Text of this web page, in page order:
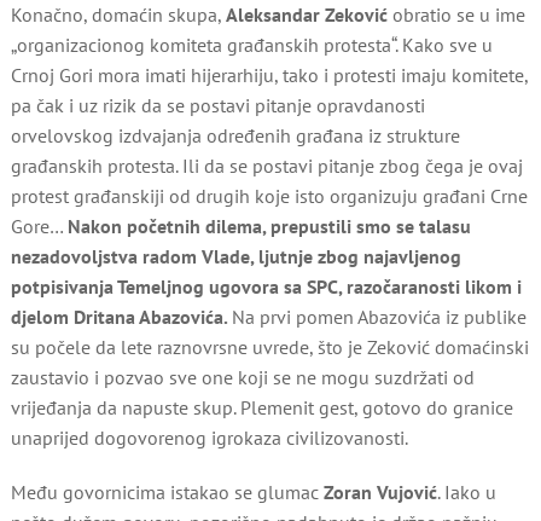
Konačno, domaćin skupa, Aleksandar Zeković obratio se u ime
„organizacionog komiteta građanskih protesta“. Kako sve u
Crnoj Gori mora imati hijerarhiju, tako i protesti imaju komitete,
pa čak i uz rizik da se postavi pitanje opravdanosti
orvelovskog izdvajanja određenih građana iz strukture
građanskih protesta. Ili da se postavi pitanje zbog čega je ovaj
protest građanskiji od drugih koje isto organizuju građani Crne
Gore… Nakon početnih dilema, prepustili smo se talasu
nezadovoljstva radom Vlade, ljutnje zbog najavljenog
potpisivanja Temeljnog ugovora sa SPC, razočaranosti likom i
djelom Dritana Abazovića. Na prvi pomen Abazovića iz publike
su počele da lete raznovrsne uvrede, što je Zeković domaćinski
zaustavio i pozvao sve one koji se ne mogu suzdržati od
vrijeđanja da napuste skup. Plemenit gest, gotovo do granice
unaprijed dogovorenog igrokaza civilizovanosti.
Među govornicima istakao se glumac Zoran Vujović. Iako u